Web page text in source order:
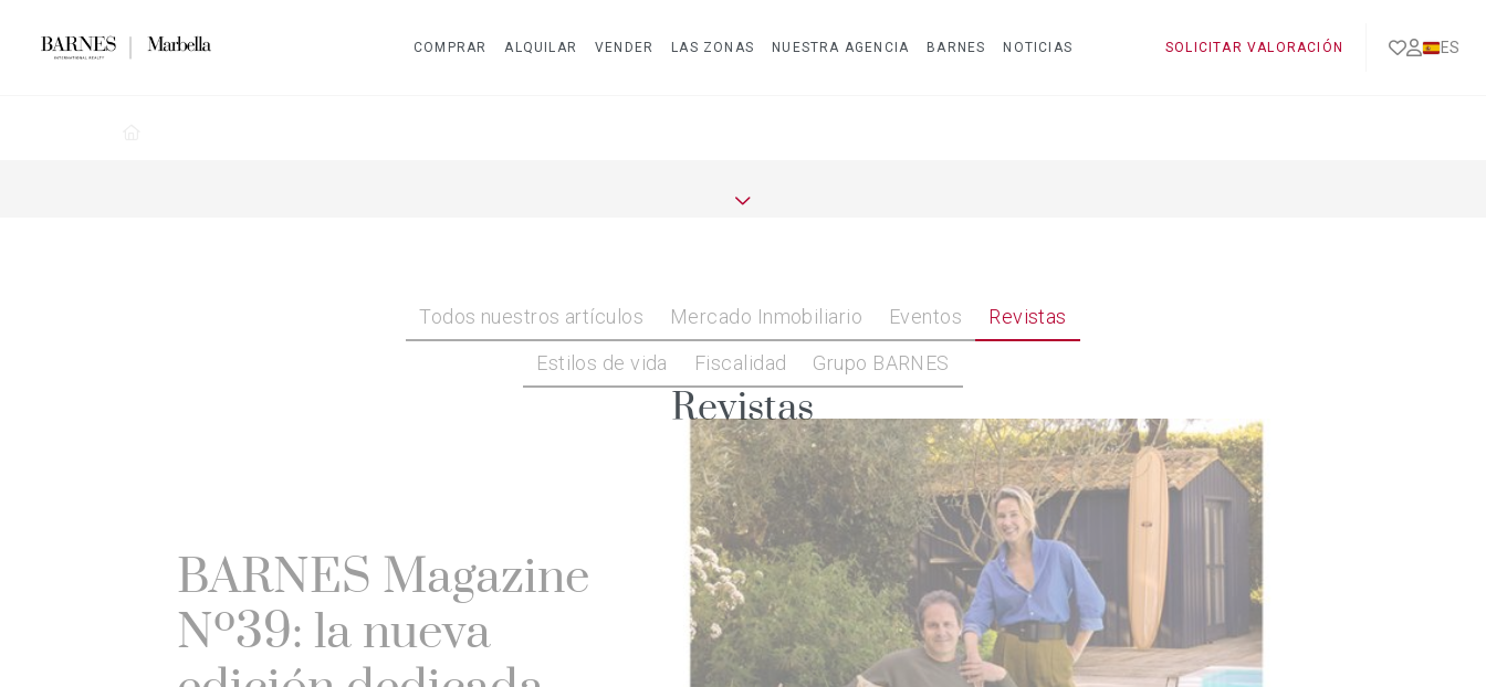
COMPRAR ALQUILAR VENDER LAS ZONAS NUESTRA AGENCIA BARNES NOTICIAS SOLICITAR VALORACIÓN ES
Todos nuestros artículos Mercado Inmobiliario Eventos
Revistas
Estilos de vida
Fiscalidad Grupo BARNES
Revistas
BARNES Magazine
Nº39: la nueva